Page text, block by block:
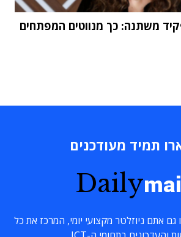
משתנה: כך מנווטים המפתחים
תמיד מעודכנים
Daily
גם אתם ניוזלטר מקצועי יומי, המרכז את כל